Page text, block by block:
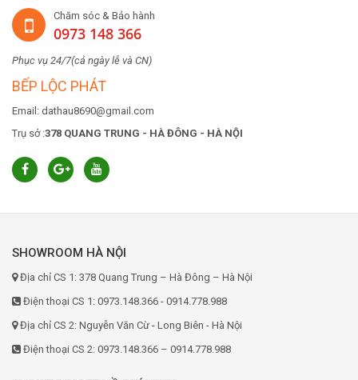
Chăm sóc & Bảo hành
0973 148 366
Phục vụ 24/7(cả ngày lễ và CN)
BẾP LỘC PHÁT
Email: dathau8690@gmail.com
Trụ sở :378 QUANG TRUNG - HÀ ĐÔNG - HÀ NỘI
SHOWROOM HÀ NỘI
Địa chỉ CS 1: 378 Quang Trung – Hà Đông – Hà Nội
Điện thoại CS 1: 0973.148.366 - 0914.778.988
Địa chỉ CS 2: Nguyễn Văn Cừ - Long Biên - Hà Nội
Điện thoại CS 2: 0973.148.366 – 0914.778.988